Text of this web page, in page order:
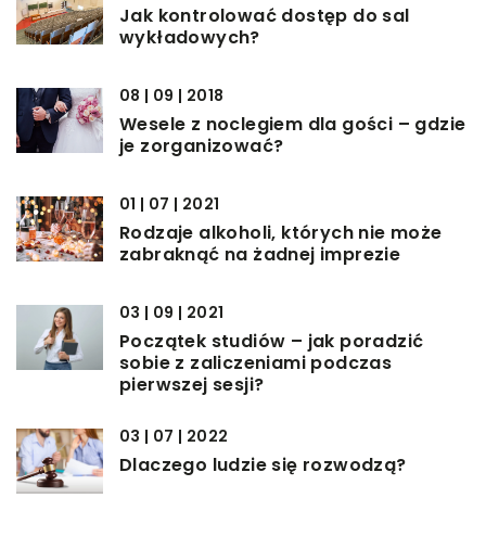
Jak kontrolować dostęp do sal
wykładowych?
08 | 09 | 2018
Wesele z noclegiem dla gości – gdzie
je zorganizować?
01 | 07 | 2021
Rodzaje alkoholi, których nie może
zabraknąć na żadnej imprezie
03 | 09 | 2021
Początek studiów – jak poradzić
sobie z zaliczeniami podczas
pierwszej sesji?
03 | 07 | 2022
Dlaczego ludzie się rozwodzą?